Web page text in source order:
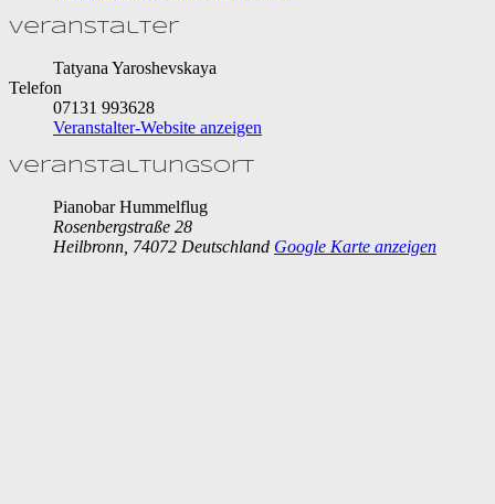
Veranstalter
Tatyana Yaroshevskaya
Telefon
07131 993628
Veranstalter-Website anzeigen
Veranstaltungsort
Pianobar Hummelflug
Rosenbergstraße 28
Heilbronn 74072 Deutschland Google Karte anzeigen